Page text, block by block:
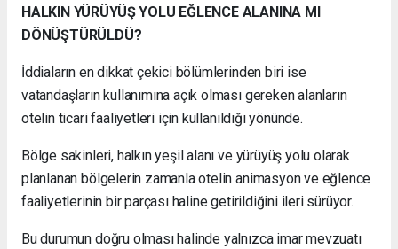
HALKIN YÜRÜYÜŞ YOLU EĞLENCE ALANINA MI
DÖNÜŞTÜRÜLDÜ?
İddiaların en dikkat çekici bölümlerinden biri ise
vatandaşların kullanımına açık olması gereken alanların
otelin ticari faaliyetleri için kullanıldığı yönünde.
Bölge sakinleri, halkın yeşil alanı ve yürüyüş yolu olarak
planlanan bölgelerin zamanla otelin animasyon ve eğlence
faaliyetlerinin bir parçası haline getirildiğini ileri sürüyor.
Bu durumun doğru olması halinde yalnızca imar mevzuatı